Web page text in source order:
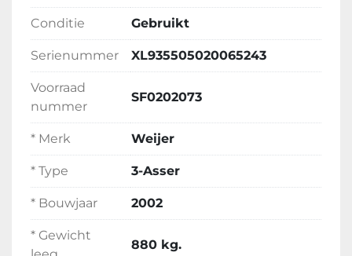
Conditie Gebruikt
Serienummer XL935505020065243
Voorraad
nummer
SF0202073
* Merk Weijer
* Type 3-Asser
* Bouwjaar 2002
* Gewicht
880 kg.